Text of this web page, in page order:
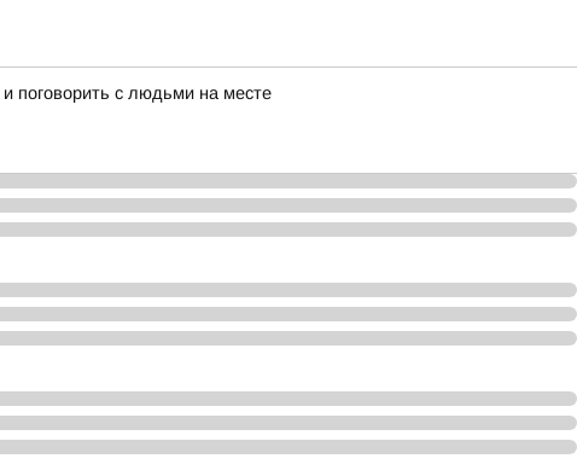
поговорить с людьми на месте